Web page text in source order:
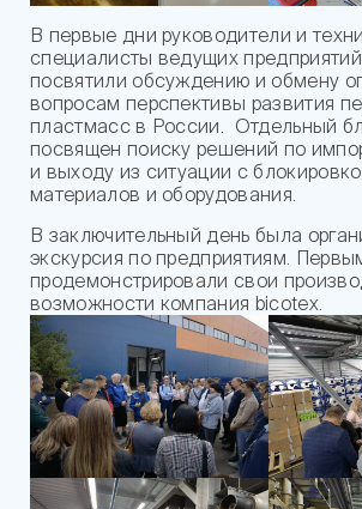
В первые дни руководители и
специалисты ведущих
посвятили обсуждению и обмену
вопросам перспективы развития
пластмасс в России. Отдельный
посвящен поиску решений по
и выходу из ситуации с
материалов и оборудования.
В заключительный день была
экскурсия по предприятиям.
продемонстрировали свои
возможности компания bicotex.